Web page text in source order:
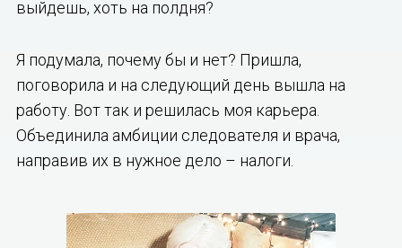
выйдешь, хоть на полдня?
Я подумала, почему бы и нет? Пришла,
поговорила и на следующий день вышла на
работу. Вот так и решилась моя карьера.
Объединила амбиции следователя и врача,
направив их в нужное дело – налоги.